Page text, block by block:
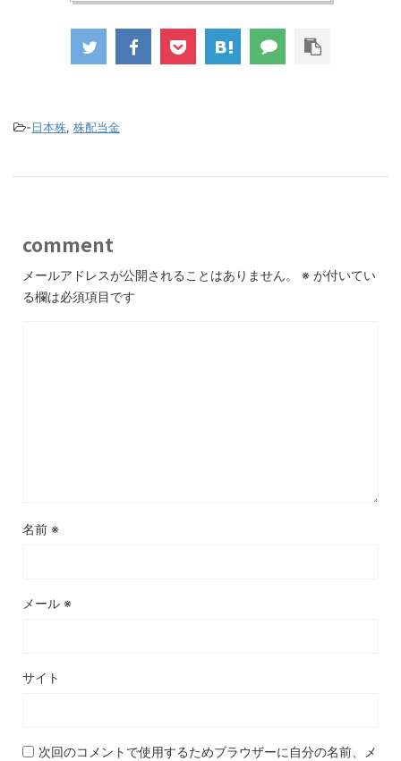
-日本株, 株配当金
comment
メールアドレスが公開されることはありません。 ※ が付いてい
る欄は必須項目です
名前 ※
メール ※
サイト
次回のコメントで使用するためブラウザーに自分の名前、メ